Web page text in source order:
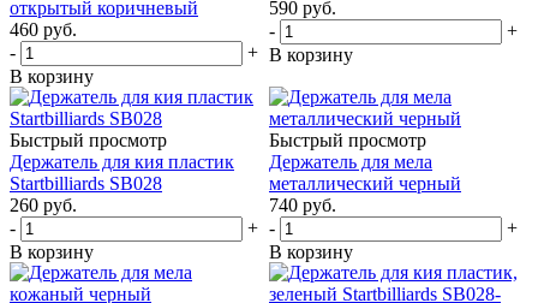
открытый коричневый
460 руб.
-
+
В корзину
590 руб.
-
+
В корзину
Быстрый просмотр
Держатель для кия пластик
Startbilliards SB028
260 руб.
-
+
В корзину
Быстрый просмотр
Держатель для мела
металлический черный
740 руб.
-
+
В корзину